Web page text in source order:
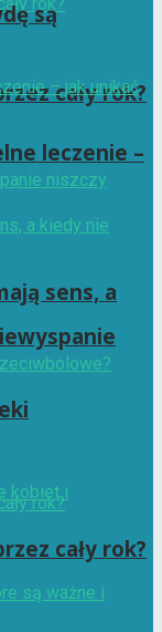
cały rok?
są
leczenie –
sens, a
cały rok?